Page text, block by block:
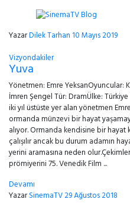
YazarDilek Tarhan 10 Mayıs 2019
Vizyondakiler
Yuva
Yönetmen: Emre YeksanOyuncular:
İmren Şengel Tür: DramÜlke:
iki yıl üstüste yer alan yönetmen
ormanda münzevi bir hayat
alıyor. Ormanda kendisine bir
çalışılır ancak bu durum adamın
yerini aramasına neden
prömiyerini 75. Venedik Film ...
Devamı
YazarSinemaTV29 Ağustos 2018